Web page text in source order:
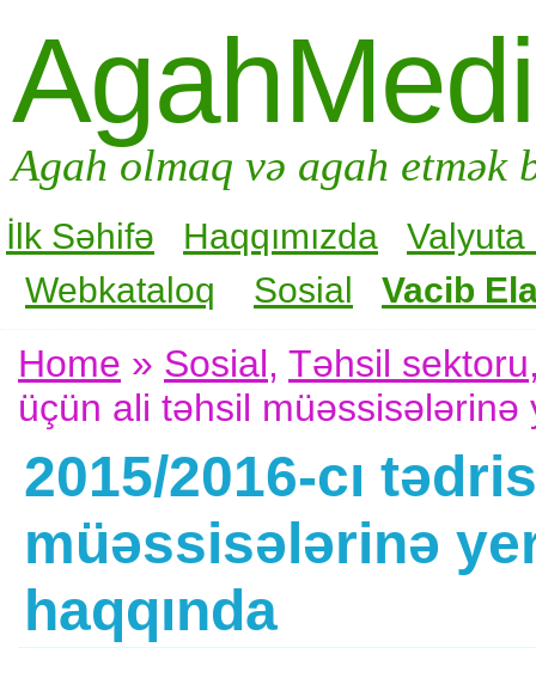
Agah olmaq və agah
İlk Səhifə Haqqımızda
Valyuta
Webkataloq
Sosial Vacib
Home » Sosial, Təhsil sektoru
üçün ali təhsil
2015/2016-cı
müəssisələrinə
haqqında